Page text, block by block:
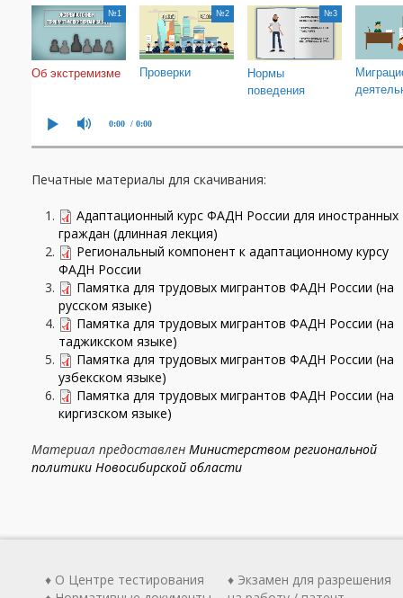
Печатные материалы для скачивания:
Адаптационный курс ФАДН России для иностранных
граждан (длинная лекция)
Региональный компонент к адаптационному курсу
ФАДН России
Памятка для трудовых мигрантов ФАДН России (на
русском языке)
Памятка для трудовых мигрантов ФАДН России (на
таджикском языке)
Памятка для трудовых мигрантов ФАДН России (на
узбекском языке)
Памятка для трудовых мигрантов ФАДН России (на
киргизском языке)
Материал предоставлен Министерством региональной
политики Новосибирской области
♦ О Центре тестирования
♦ Экзамен для разрешения